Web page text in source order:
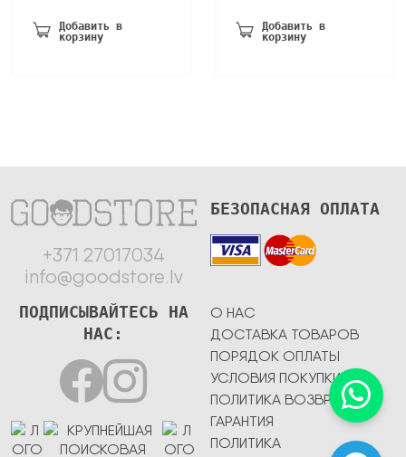
Добавить в
корзину
была:
455,20 €.
Добавить в
корзину
+371 27017034
info@goodstore.lv
БЕЗОПАСНАЯ ОПЛАТА
О НАС
ДОСТАВКА ТОВАРОВ
ПОРЯДОК ОПЛАТЫ
УСЛОВИЯ ПОКУПКИ
ПОЛИТИКА ВОЗВРАТА
ГАРАНТИЯ
ПОЛИТИКА
ПОДПИСЫВАЙТЕСЬ НА
НАС: